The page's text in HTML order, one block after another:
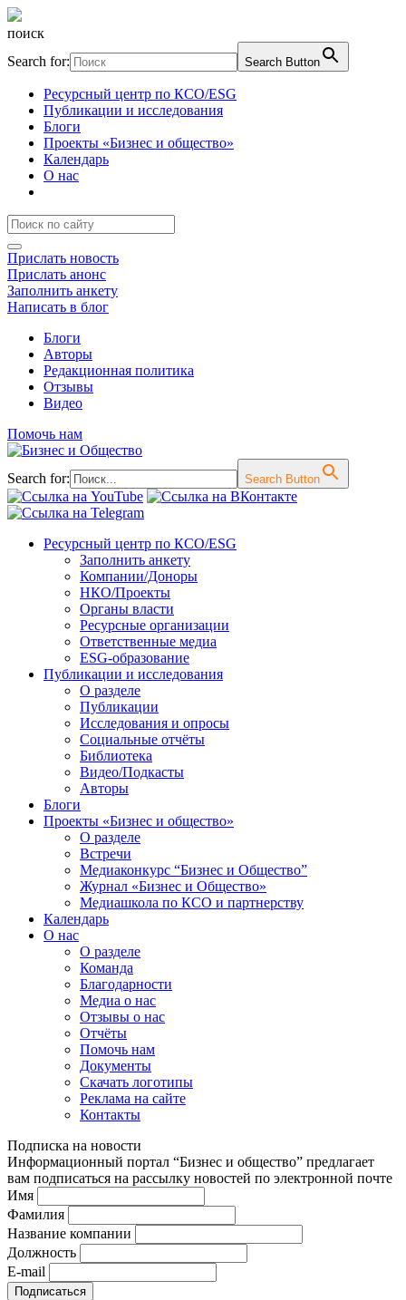
поиск
Search for:
Search Button
Ресурсный центр по КСО/ESG
Публикации и исследования
Блоги
Проекты «Бизнес и общество»
Календарь
О нас
Прислать новость
Прислать анонс
Заполнить анкету
Написать в блог
Блоги
Авторы
Редакционная политика
Отзывы
Видео
Помочь нам
Search for: Search Button
Перейти
содержимому
Ресурсный центр по КСО/ESG
Заполнить анкету
Компании/Доноры
НКО/Проекты
Органы власти
Ресурсные организации
Ответственные медиа
ESG-образование
Публикации и исследования
О разделе
Публикации
Исследования и опросы
Социальные отчёты
Библиотека
Видео/Подкасты
Авторы
Блоги
Проекты «Бизнес и общество»
О разделе
Встречи
Медиаконкурс “Бизнес и Общество”
Журнал «Бизнес и Общество»
Медиашкола по КСО и партнерству
Календарь
О нас
О разделе
Команда
Благодарности
Медиа о нас
Отзывы о нас
Отчёты
Помочь нам
Документы
Скачать логотипы
Реклама на сайте
Контакты
Подписка на новости
Информационный портал “Бизнес и общество” предлагает
вам подписаться на рассылку новостей по электронной почте
Имя
Фамилия
Название компании
Должность
E-mail